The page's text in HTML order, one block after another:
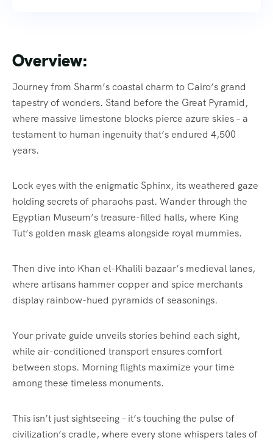
Overview:
Journey from Sharm’s coastal charm to Cairo’s grand
tapestry of wonders. Stand before the Great Pyramid,
where massive limestone blocks pierce azure skies – a
testament to human ingenuity that’s endured 4,500
years.
Lock eyes with the enigmatic Sphinx, its weathered gaze
holding secrets of pharaohs past. Wander through the
Egyptian Museum’s treasure-filled halls, where King
Tut’s golden mask gleams alongside royal mummies.
Then dive into Khan el-Khalili bazaar’s medieval lanes,
where artisans hammer copper and spice merchants
display rainbow-hued pyramids of seasonings.
Your private guide unveils stories behind each sight,
while air-conditioned transport ensures comfort
between stops. Morning flights maximize your time
among these timeless monuments.
This isn’t just sightseeing – it’s touching the pulse of
civilization’s cradle, where every stone whispers tales of